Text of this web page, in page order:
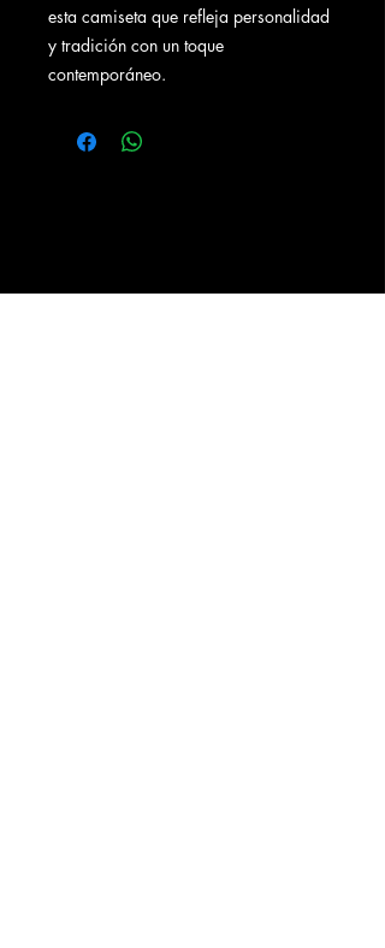
esta camiseta que refleja personalidad
y tradición con un toque
contemporáneo.